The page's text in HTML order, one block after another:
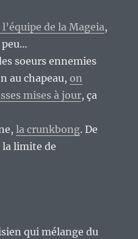
l’équipe de la Mageia,
peu…
soeurs ennemies
au chapeau,on
mises à jour, ça
la crunkbong. De
limite de
qui mélange du